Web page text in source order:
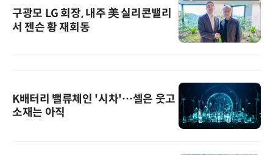
구광모 LG 회장, 내주 美 실리콘밸리
서 젠슨 황 재회동
K배터리 밸류체인 '시차'…셀은 웃고
소재는 아직